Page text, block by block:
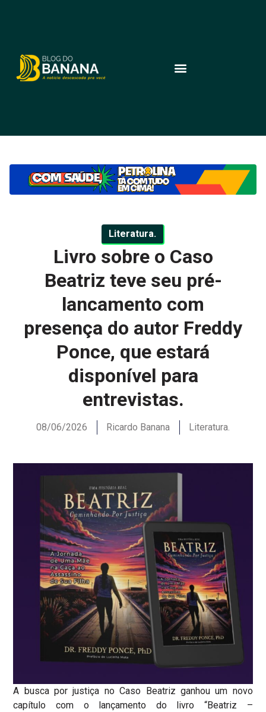
Literatura.
Livro sobre o Caso
Beatriz teve seu pré-
lancamento com
presença do autor Freddy
Ponce, que estará
disponível para
entrevistas.
08/06/2026 Ricardo Banana Literatura.
A busca por justiça no Caso Beatriz ganhou um novo
capítulo com o lançamento do livro “Beatriz –